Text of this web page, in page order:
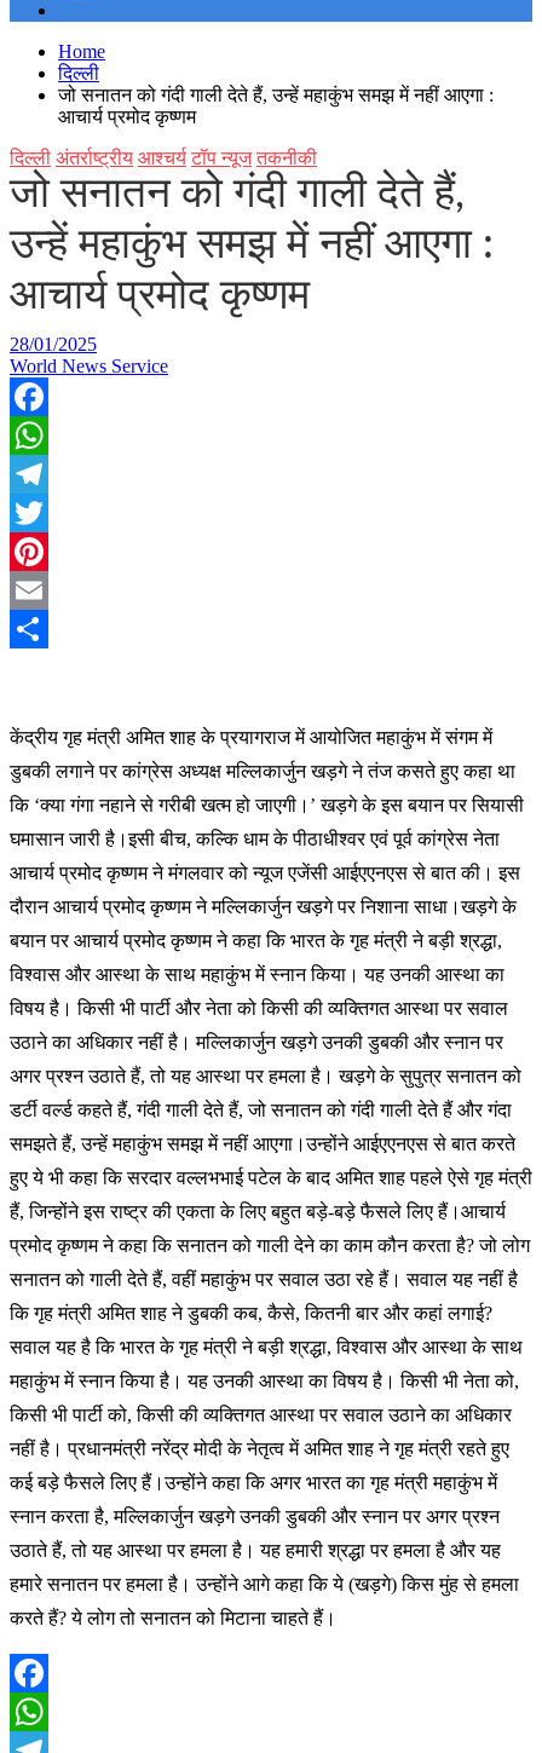
Home
दिल्ली
जो सनातन को गंदी गाली देते हैं, उन्हें महाकुंभ समझ में नहीं आएगा :
आचार्य प्रमोद कृष्णम
दिल्ली अंतर्राष्ट्रीय आश्चर्य टॉप न्यूज तकनीकी
जो सनातन को गंदी गाली देते हैं,
उन्हें महाकुंभ समझ में नहीं आएगा :
आचार्य प्रमोद कृष्णम
28/01/2025
World News Service
Facebook
WhatsApp
Telegram
Twitter
Pinterest
Email
केंद्रीय गृह मंत्री अमित शाह के प्रयागराज में आयोजित महाकुंभ में संगम में
डुबकी लगाने पर कांग्रेस अध्यक्ष मल्लिकार्जुन खड़गे ने तंज कसते हुए कहा था
कि ‘क्या गंगा नहाने से गरीबी खत्म हो जाएगी।’ खड़गे के इस बयान पर सियासी
घमासान जारी है।इसी बीच, कल्कि धाम के पीठाधीश्वर एवं पूर्व कांग्रेस नेता
आचार्य प्रमोद कृष्णम ने मंगलवार को न्यूज एजेंसी आईएएनएस से बात की। इस
दौरान आचार्य प्रमोद कृष्णम ने मल्लिकार्जुन खड़गे पर निशाना साधा।खड़गे के
बयान पर आचार्य प्रमोद कृष्णम ने कहा कि भारत के गृह मंत्री ने बड़ी श्रद्धा,
विश्वास और आस्था के साथ महाकुंभ में स्नान किया। यह उनकी आस्था का
विषय है। किसी भी पार्टी और नेता को किसी की व्यक्तिगत आस्था पर सवाल
उठाने का अधिकार नहीं है। मल्लिकार्जुन खड़गे उनकी डुबकी और स्नान पर
अगर प्रश्न उठाते हैं, तो यह आस्था पर हमला है। खड़गे के सुपुत्र सनातन को
डर्टी वर्ल्ड कहते हैं, गंदी गाली देते हैं, जो सनातन को गंदी गाली देते हैं और गंदा
समझते हैं, उन्हें महाकुंभ समझ में नहीं आएगा।उन्होंने आईएएनएस से बात करते
हुए ये भी कहा कि सरदार वल्लभभाई पटेल के बाद अमित शाह पहले ऐसे गृह मंत्री
हैं, जिन्होंने इस राष्ट्र की एकता के लिए बहुत बड़े-बड़े फैसले लिए हैं।आचार्य
प्रमोद कृष्णम ने कहा कि सनातन को गाली देने का काम कौन करता है? जो लोग
सनातन को गाली देते हैं, वहीं महाकुंभ पर सवाल उठा रहे हैं। सवाल यह नहीं है
कि गृह मंत्री अमित शाह ने डुबकी कब, कैसे, कितनी बार और कहां लगाई?
सवाल यह है कि भारत के गृह मंत्री ने बड़ी श्रद्धा, विश्वास और आस्था के साथ
महाकुंभ में स्नान किया है। यह उनकी आस्था का विषय है। किसी भी नेता को,
किसी भी पार्टी को, किसी की व्यक्तिगत आस्था पर सवाल उठाने का अधिकार
नहीं है। प्रधानमंत्री नरेंद्र मोदी के नेतृत्व में अमित शाह ने गृह मंत्री रहते हुए
कई बड़े फैसले लिए हैं।उन्होंने कहा कि अगर भारत का गृह मंत्री महाकुंभ में
स्नान करता है, मल्लिकार्जुन खड़गे उनकी डुबकी और स्नान पर अगर प्रश्न
उठाते हैं, तो यह आस्था पर हमला है। यह हमारी श्रद्धा पर हमला है और यह
हमारे सनातन पर हमला है। उन्होंने आगे कहा कि ये (खड़गे) किस मुंह से हमला
करते हैं? ये लोग तो सनातन को मिटाना चाहते हैं।
Facebook